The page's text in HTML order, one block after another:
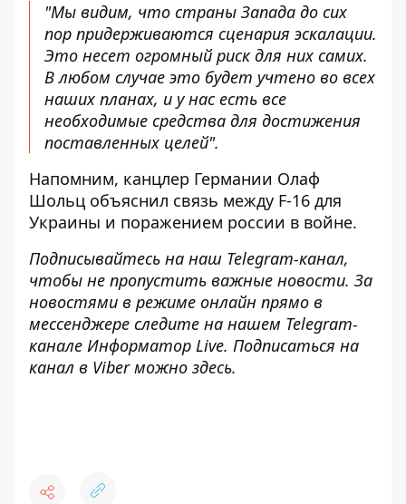
"Мы видим, что страны Запада до сих
пор придерживаются сценария эскалации.
Это несет огромный риск для них самих.
В любом случае это будет учтено во всех
наших планах, и у нас есть все
необходимые средства для достижения
поставленных целей".
Напомним, канцлер Германии Олаф
Шольц объяснил связь между F-16 для
Украины и поражением россии в войне.
Подписывайтесь на наш Telegram-канал,
чтобы не пропустить важные новости. За
новостями в режиме онлайн прямо в
мессенджере следите на нашем Telegram-
канале Информатор Live. Подписаться на
канал в Viber можно здесь.